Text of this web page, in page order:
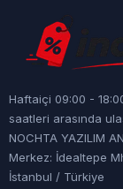
Haftaiçi 09:00 -
saatleri arasında
NOCHTA YAZILIM
Merkez: İdealtepe
İstanbul / Türkiye